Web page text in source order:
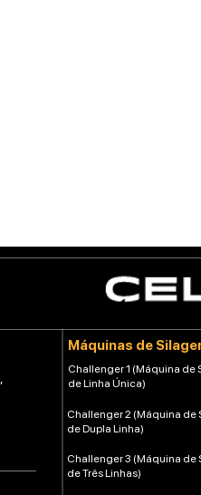
Máquinas de
Challenger 1 (Máquina de
de Linha Única)
Challenger 2 (Máquina de
de Dupla Linha)
Challenger 3 (Máquina de
de Três Linhas)